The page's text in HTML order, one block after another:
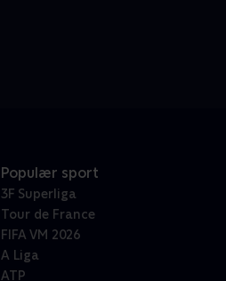
Populær sport
3F Superliga
Tour de France
FIFA VM 2026
A Liga
ATP